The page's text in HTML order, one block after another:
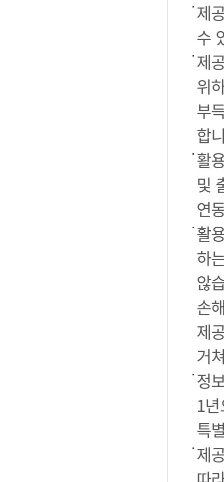
제
수
제
위
부
합
활
및
연
활
하
않
손
제
거
정
1
특
제